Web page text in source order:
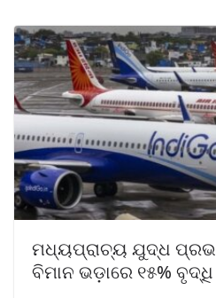
ମଧ୍ୟପ୍ରାଚ୍ୟ ଯୁଦ୍ଧ
ବିମାନ ଭଡ଼ାରେ ୧୫% ବୃଦ୍ଧି